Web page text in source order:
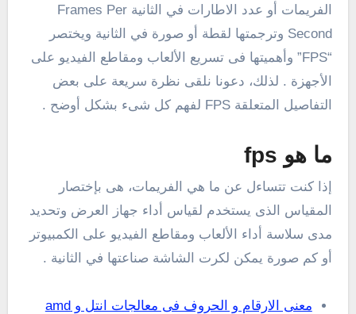
الفريمات أو عدد الاطارات في الثانية Frames Per
Second وترجمتها لقطة أو صورة في الثانية ويختصر
“FPS” وأهميتها فى تسريع الألعاب ومقاطع الفيديو على
الأجهزة . لذلك، دعونا نلقى نظرة سريعة على بعض
التفاصيل المتعلقة FPS لفهم كل شىء بشكل أوضح .
ما هو fps
إذا كنت تتساءل عن ما هي الفريمات، هى بإختصار
المقياس الذى يستخدم لقياس أداء جهاز العرض وتحديد
مدى سلاسة أداء الألعاب ومقاطع الفيديو على الكمبيوتر
أو كم صورة يمكن لكرت الشاشة صناعتها في الثانية .
معنى الارقام و الحروف فى معالجات انتل و amd